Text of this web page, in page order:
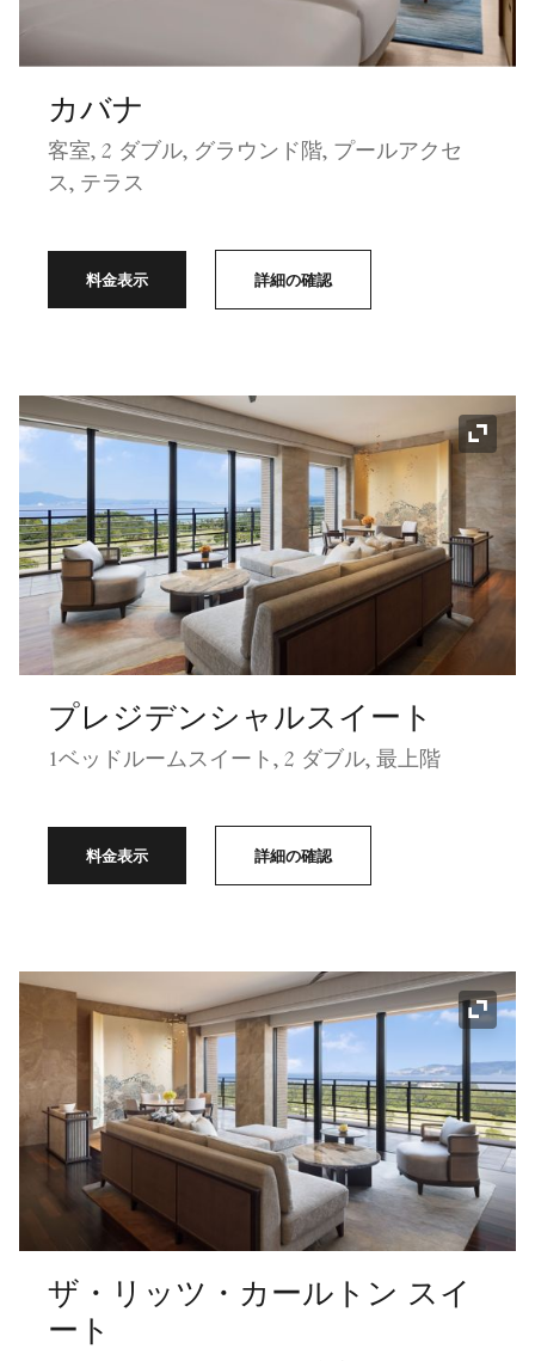
カバナ
客室, 2 ダブル, グラウンド階, プールアクセ
ス, テラス
料金表示 詳細の確認
アイ
プレジデンシャルスイート
1ベッドルームスイート, 2 ダブル, 最上階
料金表示 詳細の確認
アイ
ザ・リッツ・カールトン スイ
ート